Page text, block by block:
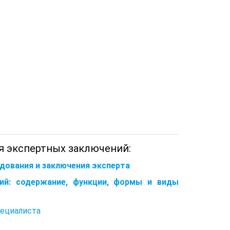
заключений:
и заключения эксперта
содержание, функции, формы и виды